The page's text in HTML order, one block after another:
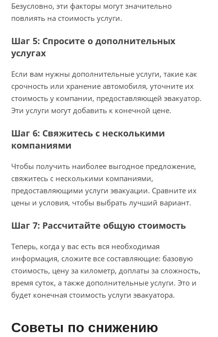
Безусловно, эти факторы могут значительно
повлиять на стоимость услуги.
Шаг 5: Спросите о дополнительных
услугах
Если вам нужны дополнительные услуги, такие как
срочность или хранение автомобиля, уточните их
стоимость у компании, предоставляющей эвакуатор.
Эти услуги могут добавить к конечной цене.
Шаг 6: Свяжитесь с несколькими
компаниями
Чтобы получить наиболее выгодное предложение,
свяжитесь с несколькими компаниями,
предоставляющими услуги эвакуации. Сравните их
цены и условия, чтобы выбрать лучший вариант.
Шаг 7: Рассчитайте общую стоимость
Теперь, когда у вас есть вся необходимая
информация, сложите все составляющие: базовую
стоимость, цену за километр, доплаты за сложность,
время суток, а также дополнительные услуги. Это и
будет конечная стоимость услуги эвакуатора.
Советы по снижению